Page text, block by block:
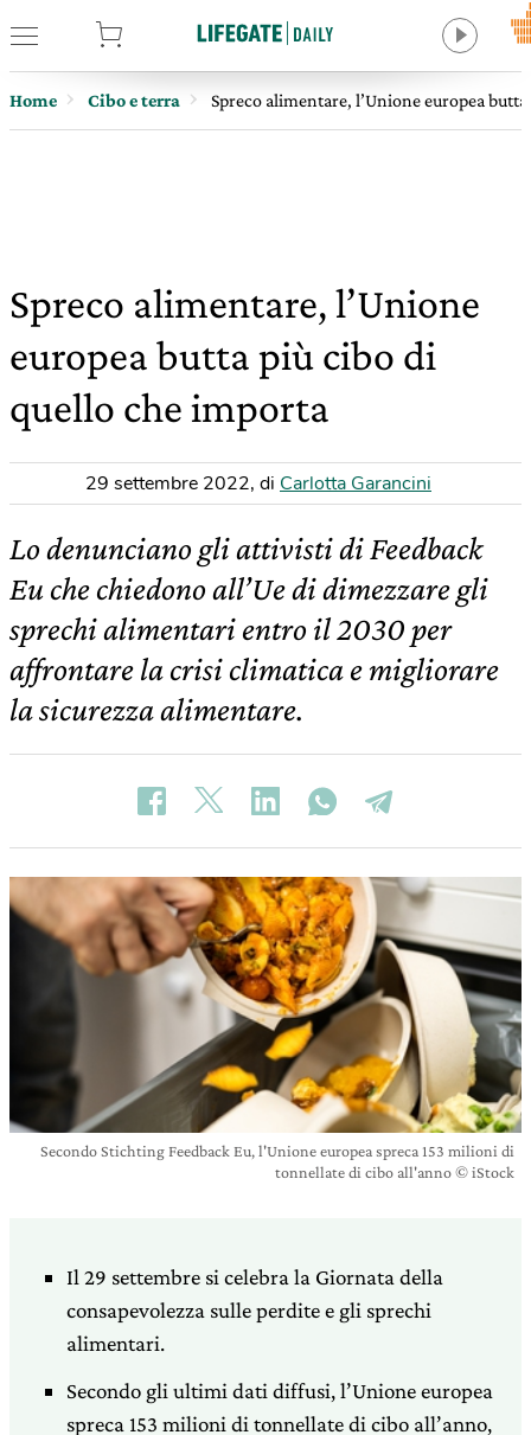
Home Cibo e terra Spreco alimentare, l’Unione europea
Spreco alimentare, l’Unione
europea butta più cibo di
quello che importa
29 settembre 2022, di Carlotta Garancini
Lo denunciano gli attivisti di Feedback
Eu che chiedono all’Ue di dimezzare gli
sprechi alimentari entro il 2030 per
affrontare la crisi climatica e migliorare
la sicurezza alimentare.
Secondo Stichting Feedback Eu, l'Unione europea spreca 153 milioni di
tonnellate di cibo all'anno © iStock
Il 29 settembre si celebra la Giornata della
consapevolezza sulle perdite e gli sprechi
alimentari.
Secondo gli ultimi dati diffusi, l’Unione europea
spreca 153 milioni di tonnellate di cibo all’anno,